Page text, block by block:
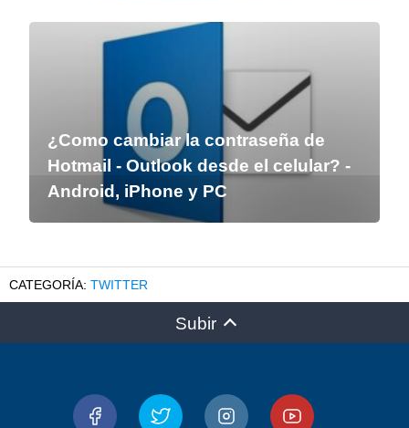
¿Como cambiar la contraseña de
Hotmail - Outlook desde el celular? -
Android, iPhone y PC
TWITTER
Subir